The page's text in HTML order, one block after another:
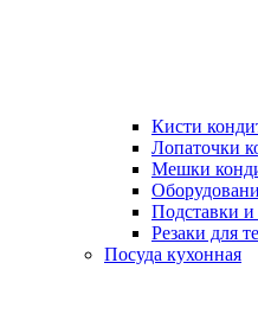
Кисти
Лопаточки
Мешки
Подставки и
Резаки для
Посуда кухонная